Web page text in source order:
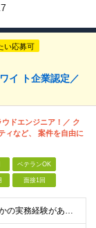
い応募可
イ ト企業認定／
ドエンジニア！／ ク
ィなど、 案件を自由に
ベテランOK
面接1回
【応募要件】 ◎IT業界で何らかの実務経験がある方 └2～3ヶ月の実務経験のある方は歓迎します！ 例）PCキッティングやモバイル通信基地局の業務経験者など インフラエンジニアとして経験のある方は、